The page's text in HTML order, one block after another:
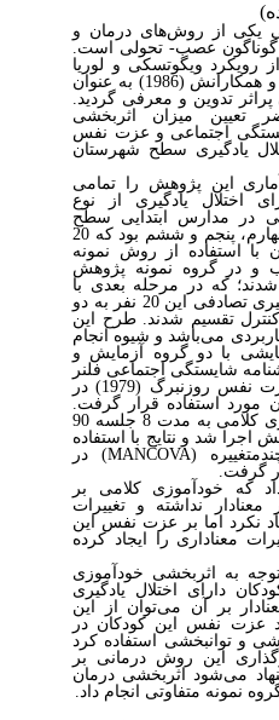
یکی از روش‌های درمان و
گوناگون عصب- تحولی است.
ویگوتسکی و لوریا
است که توسط مایکنبام و همکارانش (1986) به عنوان
تدوین و معرفی گردید.
میزان اثربخشی
اجتماعی و عزت نفس
یادگیری سطح شهرستان
این پژوهش را تمامی
اختلال یادگیری از نوع
در مدارس ابتدایی سطح
شهر سنندج در پایه‌های چهارم، پنجم و ششم بود که 20
استفاده از روش نمونه
در گروه نمونه پژوهش
که در مرحله بعدی با
استفاده از روش نمونه گیری تصادفی این 20 نفر به دو
کنترل تقسیم شدند. طرح این
می‌باشد و شیوه انجام
با دو گروه آزمایش و
شایستگی اجتماعی فلنر
و همکاران (1990)، و عزت نفس روزنبرگ (1979) در
استفاده قرار گرفت.
برنامه آموزشی خودآموزی کلامی به مدت 8 جلسه 90
شد و نتایج با استفاده
(
MANCOVA) در
که خودآموزی کلامی بر
نداشته و تغییرات
نکرد اما بر عزت نفس این
معناداری را ایجاد کرده
به اثربخشی خودآموزی
دارای اختلال یادگیری
بر آن می‌توان از این
عزت نفس این کودکان در
و توانبخشی استفاده کرد
این روش درمانی بر
می‌شود اثربخشی درمان
نمونه متفاوتی انجام داد.